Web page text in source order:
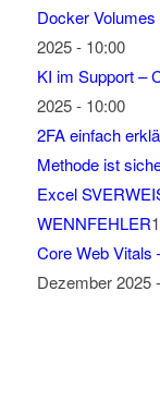
Docker
2025 - 10:00
KI im Support –
2025 - 10:00
2FA einfach
Methode ist
Excel
WENNFEHLER
Core Web Vitals
Dezember 2025